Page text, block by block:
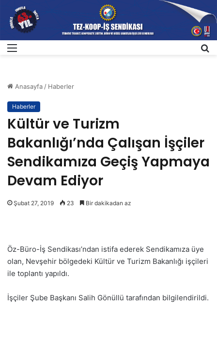
Anasayfa/ Haberler
Haberler
Kültür ve Turizm
Bakanlığı’nda Çalışan İşçiler
Sendikamıza Geçiş Yapmaya
Devam Ediyor
Şubat 27, 2019 23 Bir dakikadan az
Öz-Büro-İş Sendikası’ndan istifa ederek Sendikamıza üye
olan, Nevşehir bölgedeki Kültür ve Turizm Bakanlığı işçileri
ile toplantı yapıldı.
İşçiler Şube Başkanı Salih Gönüllü tarafından bilgilendirildi.